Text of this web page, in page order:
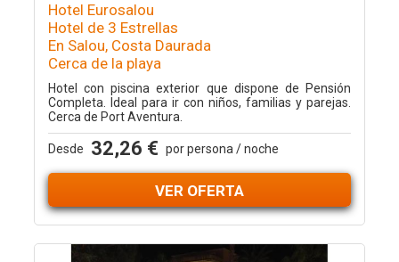
Hotel Eurosalou
Hotel de 3 Estrellas
En Salou, Costa Daurada
Cerca de la playa
Hotel con piscina exterior que dispone de Pensión
Completa. Ideal para ir con niños, familias y parejas.
Cerca de Port Aventura.
Desde 32,26 € por persona / noche
VER OFERTA